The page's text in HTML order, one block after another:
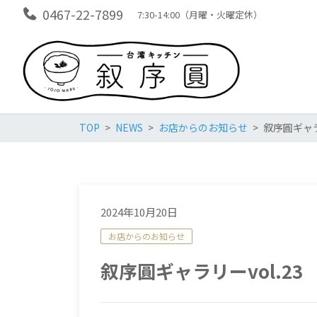
0467-22-7899 7:30-14:00（月曜・火曜定休）
TOP NEWS お店からのお知らせ 叙序圓ギャ
2024年10月20日
お店からのお知らせ
叙序圓ギャラリーvol.23